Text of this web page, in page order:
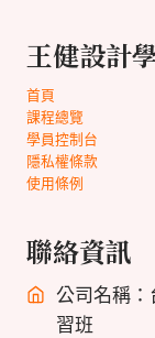
王健設計
首頁
課程總覽
學員控制台
隱私權條款
使用條例
聯絡資訊
公司名稱：
習班